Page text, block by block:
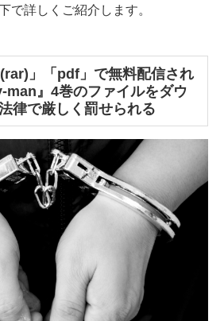
で詳しくご紹介します。
」「pdf」で無料配信され
man』4巻のファイルをダウ
律で厳しく罰せられる